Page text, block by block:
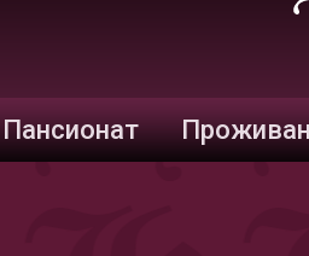
Пансионат